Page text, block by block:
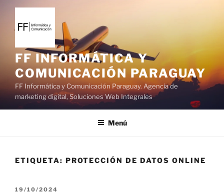
l
FF INFORMÁTICA Y
COMUNICACIÓN PARAGUAY
FF Informática y Comunicación Paraguay. Agencia de
marketing digital, Soluciones Web Integrales
Menú
ETIQUETA: PROTECCIÓN DE DATOS ONLINE
P
19/10/2024